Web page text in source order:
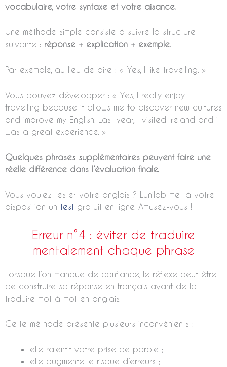
vocabulaire, votre syntaxe et votre aisance.
Une méthode simple consiste à suivre la structure
suivante : réponse + explication + exemple.
Par exemple, au lieu de dire : « Yes, I like travelling. »
Vous pouvez développer : « Yes, I really enjoy
travelling because it allows me to discover new cultures
and improve my English. Last year, I visited Ireland and it
was a great experience. »
Quelques phrases supplémentaires peuvent faire une
réelle différence dans l’évaluation finale.
Vous voulez tester votre anglais ? Lunilab met à votre
disposition un test gratuit en ligne. Amusez-vous !
Erreur n°4 : éviter de traduire
mentalement chaque phrase
Lorsque l’on manque de confiance, le réflexe peut être
de construire sa réponse en français avant de la
traduire mot à mot en anglais.
Cette méthode présente plusieurs inconvénients :
elle ralentit votre prise de parole ;
elle augmente le risque d’erreurs ;